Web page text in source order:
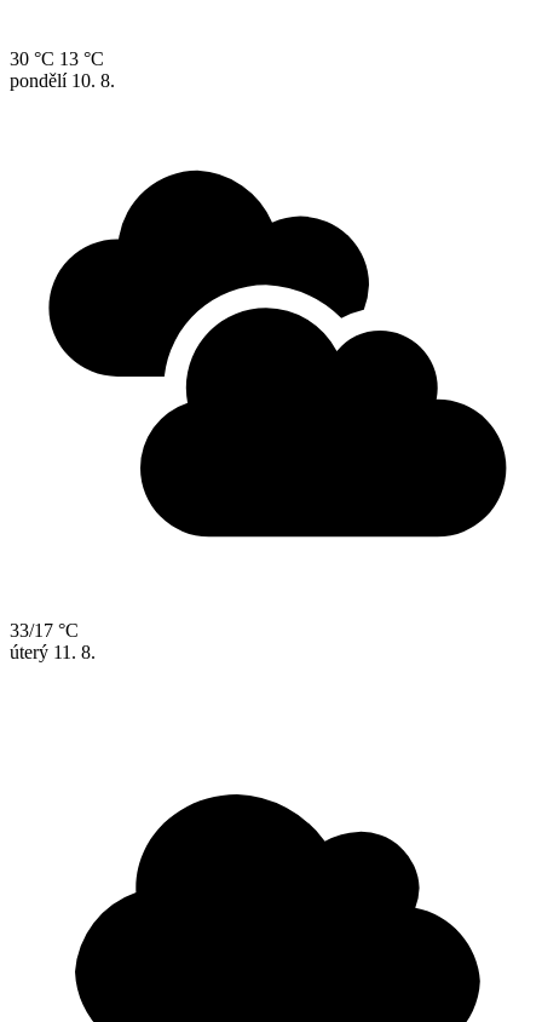
30 °C 13 °C
pondělí 10. 8.
33/17 °C
úterý 11. 8.